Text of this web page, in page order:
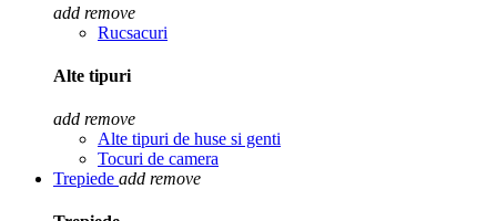
add remove
Rucsacuri
Alte tipuri
add remove
Alte tipuri de huse si genti
Tocuri de camera
Trepiede add remove